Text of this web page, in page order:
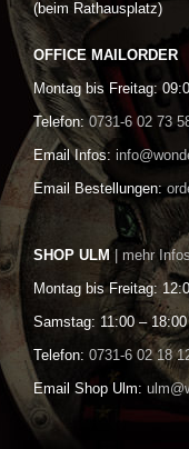
(beim Rathausplatz)
OFFICE MAILORDER
Montag bis Freitag:
Telefon: 0731-6 02 73
Email Infos:
Email Bestellungen:
SHOP ULM | mehr
Montag bis Freitag:
Samstag: 11:00 – 18:00
Telefon: 0731-6 02 18
Email Shop Ulm: